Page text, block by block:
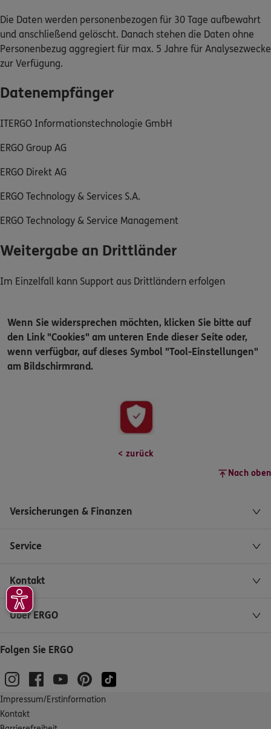
Die Daten werden personenbezogen für 30 Tage aufbewahrt
und anschließend gelöscht. Danach stehen die Daten ohne
Personenbezug aggregiert für max. 5 Jahre für Analysezwecke
zur Verfügung.
Datenempfänger
ITERGO Informationstechnologie GmbH
ERGO Group AG
ERGO Direkt AG
ERGO Technology & Services S.A.
ERGO Technology & Service Management
Weitergabe an Drittländer
Im Einzelfall kann Support aus Drittländern erfolgen
Wenn Sie widersprechen möchten, klicken Sie bitte auf
den Link "Cookies" am unteren Ende dieser Seite oder,
wenn verfügbar, auf dieses Symbol "Tool-Einstellungen"
am Bildschirmrand.
< zurück
Nach oben
Versicherungen & Finanzen
Service
Kontakt
Über ERGO
Folgen Sie ERGO
Impressum/Erstinformation
Kontakt